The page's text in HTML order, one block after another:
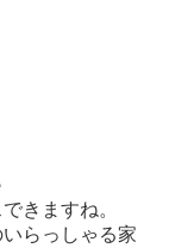
きますね。
らっしゃる家